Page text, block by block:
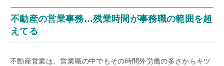
不動産の営業事務…残業時間が事務職の範囲を超
えてる
不動産営業は、営業職の中でもその時間外労働の多さからキツ